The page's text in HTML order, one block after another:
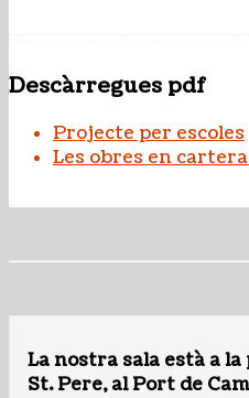
Descàrregues pdf
Projecte per escoles
Les obres en
La nostra sala està a la
St. Pere, al Port de